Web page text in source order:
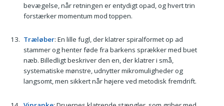
bevægelse, når retningen er entydigt opad, og hvert trin
forstærker momentum mod toppen.
Træløber: En lille fugl, der klatrer spiralformet op ad
stammer og henter føde fra barkens sprækker med buet
næb. Billedligt beskriver den en, der klatrer i små,
systematiske mønstre, udnytter mikromuligheder og
langsomt, men sikkert når højere ved metodisk fremdrift.